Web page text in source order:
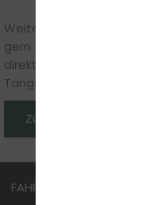
Weitere Hinweise
gern persönlich unter
direkt in der
Tangstedter Landstraße
Zurück zu den News
FAHRSCHULE